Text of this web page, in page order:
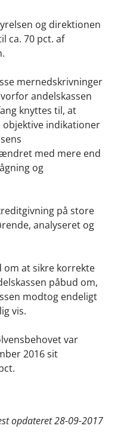
og direktionen
ca. 70 pct. af
mernedskrivninger
andelskassen
knyttes til, at
objektive indikationer
med mere end
og
på store
analyseret og
om at sikre korrekte
påbud om,
modtog endeligt
vis.
var
2016 sit
opdateret28-09-2017